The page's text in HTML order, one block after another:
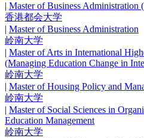
| Master of Business Administration
香港都会大学
| Master of Business Administration
岭南大学
| Master of Arts in International
(Managing Education Change in
岭南大学
| Master of Housing Policy and
岭南大学
| Master of Social Sciences in
Education Management
岭南大学